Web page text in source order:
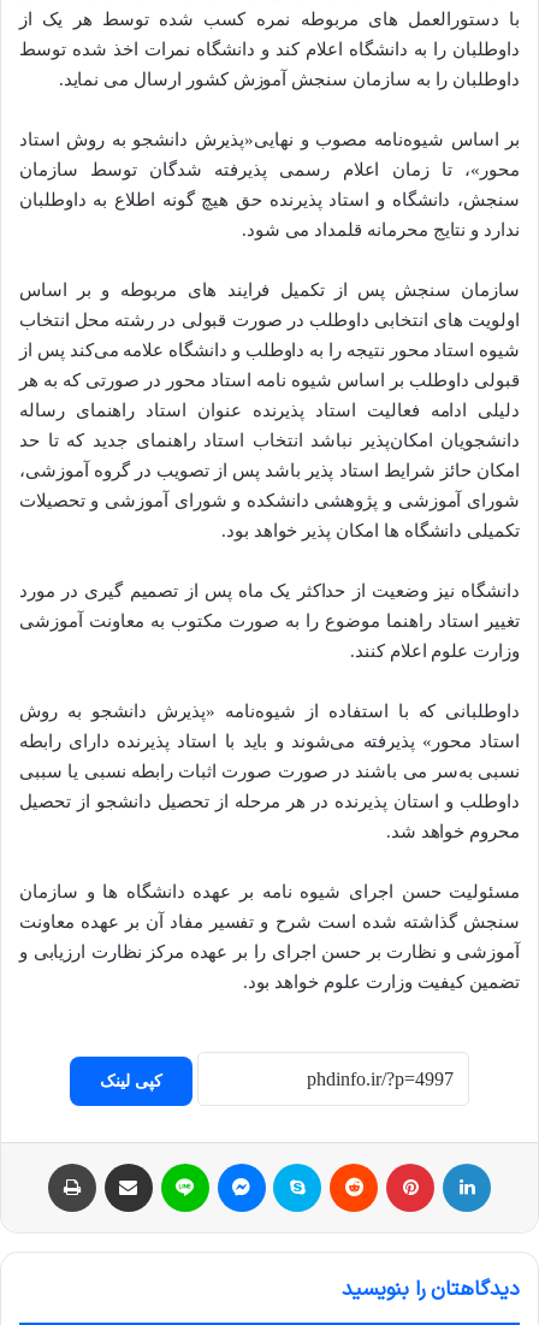
با دستورالعمل های مربوطه نمره کسب شده توسط هر یک از
داوطلبان را به دانشگاه اعلام کند و دانشگاه نمرات اخذ شده توسط
داوطلبان را به سازمان سنجش آموزش کشور ارسال می نماید.
بر اساس شیوه‌نامه مصوب و نهایی«پذیرش دانشجو به روش استاد
محور»، تا زمان اعلام رسمی پذیرفته شدگان توسط سازمان
سنجش، دانشگاه و استاد پذیرنده حق هیچ گونه اطلاع به داوطلبان
ندارد و نتایج محرمانه قلمداد می شود.
سازمان سنجش پس از تکمیل فرایند های مربوطه و بر اساس
اولویت های انتخابی داوطلب در صورت قبولی در رشته محل انتخاب
شیوه استاد محور نتیجه را به داوطلب و دانشگاه علامه می‌کند پس از
قبولی داوطلب بر اساس شیوه نامه استاد محور در صورتی که به هر
دلیلی ادامه فعالیت استاد پذیرنده عنوان استاد راهنمای رساله
دانشجویان امکان‌پذیر نباشد انتخاب استاد راهنمای جدید که تا حد
امکان حائز شرایط استاد پذیر باشد پس از تصویب در گروه آموزشی،
شورای آموزشی و پژوهشی دانشکده و شورای آموزشی و تحصیلات
تکمیلی دانشگاه ها امکان پذیر خواهد بود.
دانشگاه نیز وضعیت از حداکثر یک ماه پس از تصمیم گیری در مورد
تغییر استاد راهنما موضوع را به صورت مکتوب به معاونت آموزشی
وزارت علوم اعلام کنند.
داوطلبانی که با استفاده از شیوه‌نامه «پذیرش دانشجو به روش
استاد محور» پذیرفته می‌شوند و باید با استاد پذیرنده دارای رابطه
نسبی به‌سر می باشند در صورت صورت اثبات رابطه نسبی یا سببی
داوطلب و استان پذیرنده در هر مرحله از تحصیل دانشجو از تحصیل
محروم خواهد شد.
مسئولیت حسن اجرای شیوه نامه بر عهده دانشگاه ها و سازمان
سنجش گذاشته شده است شرح و تفسیر مفاد آن بر عهده معاونت
آموزشی و نظارت بر حسن اجرای را بر عهده مرکز نظارت ارزیابی و
تضمین کیفیت وزارت علوم خواهد بود.
کپی لینک
دیدگاهتان را بنویسید